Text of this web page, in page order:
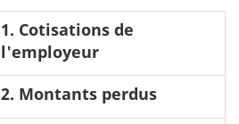
1. Cotisations de
l'employeur
2. Montants perdus